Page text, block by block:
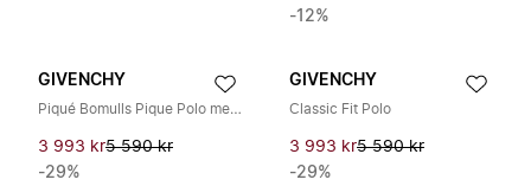
-12%
GIVENCHY
Piqué Bomulls Pique Polo med 4G-brodyr
3 993 kr5 590 kr
-29%
GIVENCHY
Classic Fit Polo
3 993 kr5 590 kr
-29%